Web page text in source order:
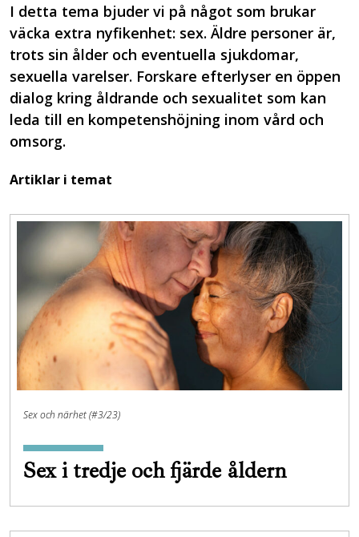
I detta tema bjuder vi på något som brukar
väcka extra nyfikenhet: sex. Äldre personer är,
trots sin ålder och eventuella sjukdomar,
sexuella varelser. Forskare efterlyser en öppen
dialog kring åldrande och sexualitet som kan
leda till en kompetenshöjning inom vård och
omsorg.
Artiklar i temat
Sex och närhet (#3/23)
Sex i tredje och fjärde åldern